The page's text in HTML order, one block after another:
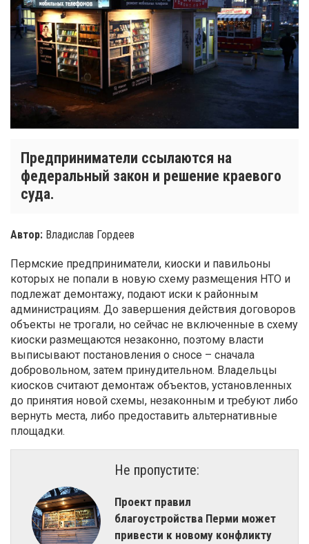
Предприниматели ссылаются на
федеральный закон и решение краевого
суда.
Автор: Владислав Гордеев
Пермские предприниматели, киоски и павильоны
которых не попали в новую схему размещения НТО и
подлежат демонтажу, подают иски к районным
администрациям. До завершения действия договоров
объекты не трогали, но сейчас не включенные в схему
киоски размещаются незаконно, поэтому власти
выписывают постановления о сносе – сначала
добровольном, затем принудительном. Владельцы
киосков считают демонтаж объектов, установленных
до принятия новой схемы, незаконным и требуют либо
вернуть места, либо предоставить альтернативные
площадки.
Не пропустите:
Проект правил
благоустройства Перми может
привести к новому конфликту